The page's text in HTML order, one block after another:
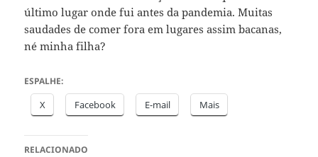
último lugar onde fui antes da pandemia. Muitas
saudades de comer fora em lugares assim bacanas,
né minha filha?
ESPALHE:
X Facebook E-mail Mais
RELACIONADO